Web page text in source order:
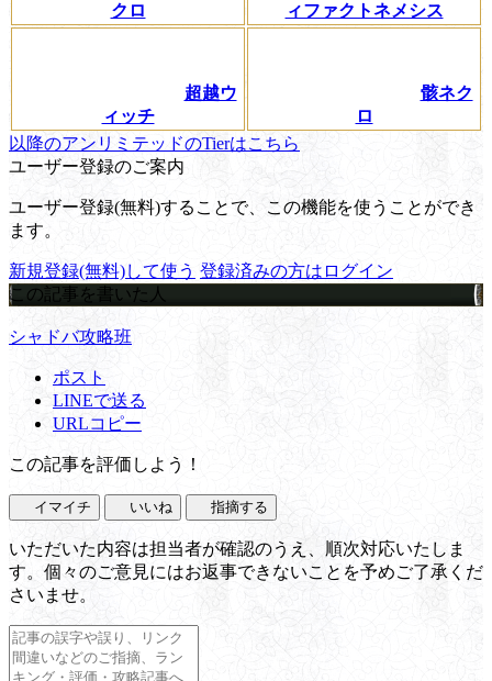
クロ
ィファクトネメシス
超越ウ
ィッチ
骸ネク
ロ
以降のアンリミテッドのTierはこちら
ユーザー登録のご案内
ユーザー登録(無料)することで、この機能を使うことができ
ます。
新規登録(無料)して使う 登録済みの方はログイン
この記事を書いた人
シャドバ攻略班
ポスト
LINEで送る
URLコピー
この記事を評価しよう！
イマイチ いいね 指摘する
いただいた内容は担当者が確認のうえ、順次対応いたしま
す。個々のご意見にはお返事できないことを予めご了承くだ
さいませ。